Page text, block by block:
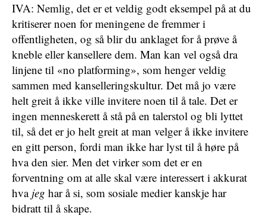
IVA: Nemlig, det er et veldig godt eksempel på at du
kritiserer noen for meningene de fremmer i
offentligheten, og så blir du anklaget for å prøve å
kneble eller kansellere dem. Man kan vel også dra
linjene til «no platforming», som henger veldig
sammen med kanselleringskultur. Det må jo være
helt greit å ikke ville invitere noen til å tale. Det er
ingen menneskerett å stå på en talerstol og bli lyttet
til, så det er jo helt greit at man velger å ikke invitere
en gitt person, fordi man ikke har lyst til å høre på
hva den sier. Men det virker som det er en
forventning om at alle skal være interessert i akkurat
hva jeg har å si, som sosiale medier kanskje har
bidratt til å skape.